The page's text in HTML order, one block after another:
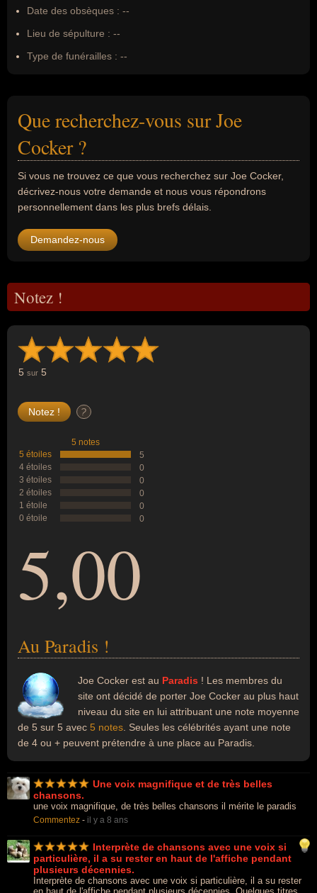
Date des obsèques : --
Lieu de sépulture : --
Type de funérailles : --
Que recherchez-vous sur Joe
Cocker ?
Si vous ne trouvez ce que vous recherchez sur Joe Cocker,
décrivez-nous votre demande et nous vous répondrons
personnellement dans les plus brefs délais.
Demandez-nous
Notez !
5 sur 5
?
5 notes
5 étoiles
5
4 étoiles
0
3 étoiles
0
2 étoiles
0
1 étoile
0
0 étoile
0
5,00
Au Paradis !
Joe Cocker est au Paradis ! Les membres du
site ont décidé de porter Joe Cocker au plus haut
niveau du site en lui attribuant une note moyenne
de 5 sur 5 avec 5 notes . Seules les célébrités ayant une note
de 4 ou + peuvent prétendre à une place au Paradis.
Une voix magnifique et de très belles
chansons.
une voix magnifique, de très belles chansons il mérite le paradis
Commentez - il y a 8 ans
Interprète de chansons avec une voix si
particulière, il a su rester en haut de l'affiche pendant
plusieurs décennies.
Interprète de chansons avec une voix si particulière, il a su rester